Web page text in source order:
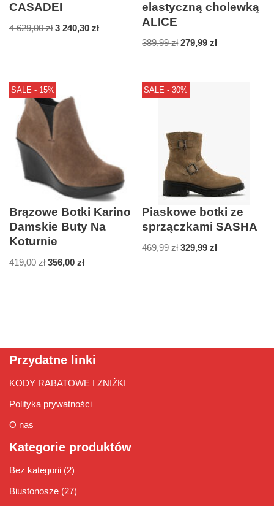
CASADEI
4 629,00zł 3 240,30 zł
elastyczną cholewką
ALICE
389,99zł 279,99zł
SALE - 15%
Brązowe Botki Karino
Damskie Buty Na
Koturnie
419,00zł 356,00 zł
SALE - 30%
Piaskowe botki ze
sprzączkami SASHA
469,99zł 329,99zł
Przydatne linki
KODY RABATOWE I ZNIŻKI
Polityka prywatności
O nas
Kategorie produktów
Bez kategorii (2)
Biustonosze (27)